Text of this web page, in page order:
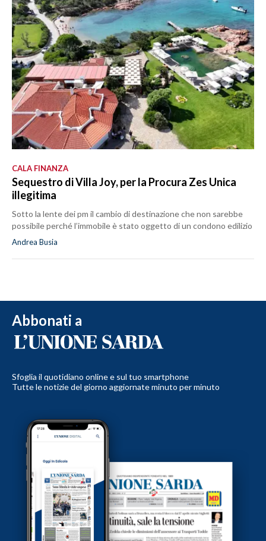
CALA FINANZA
Sequestro di Villa Joy, per la Procura Zes Unica
illegitima
Sotto la lente dei pm il cambio di destinazione che non sarebbe
possibile perché l’immobile è stato oggetto di un condono edilizio
Andrea Busia
Abbonati a
Sfoglia il quotidiano online e sul tuo smartphone
Tutte le notizie del giorno aggiornate minuto per minuto